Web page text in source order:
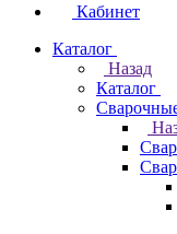
Кабинет
Каталог
Назад
Каталог